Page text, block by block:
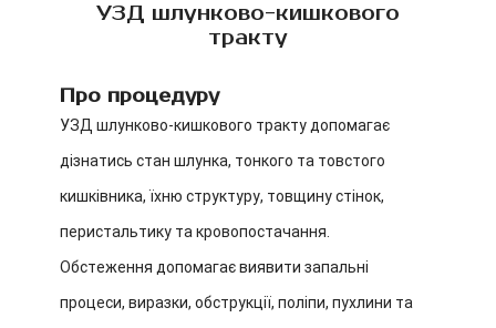
УЗД шлунково-кишкового
тракту
Про процедуру
УЗД шлунково-кишкового тракту допомагає
дізнатись стан шлунка, тонкого та товстого
кишківника, їхню структуру, товщину стінок,
перистальтику та кровопостачання.
Обстеження допомагає виявити запальні
процеси, виразки, обструкції, поліпи, пухлини та